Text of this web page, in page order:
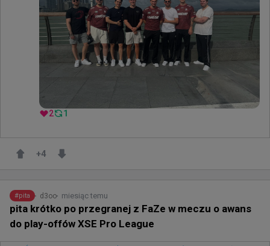
2 1
+4
#pita d3oo miesiąc temu
pita krótko po przegranej z FaZe w meczu o awans
do play-offów XSE Pro League